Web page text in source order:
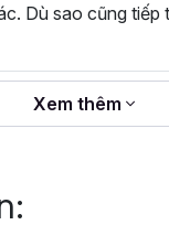
VLOOKUP,
Excel khác với
chế độ làm việc
in ấn, và
trong Excel.
văn bản vào hình
Dù sao cũng tiếp
Xem thêm